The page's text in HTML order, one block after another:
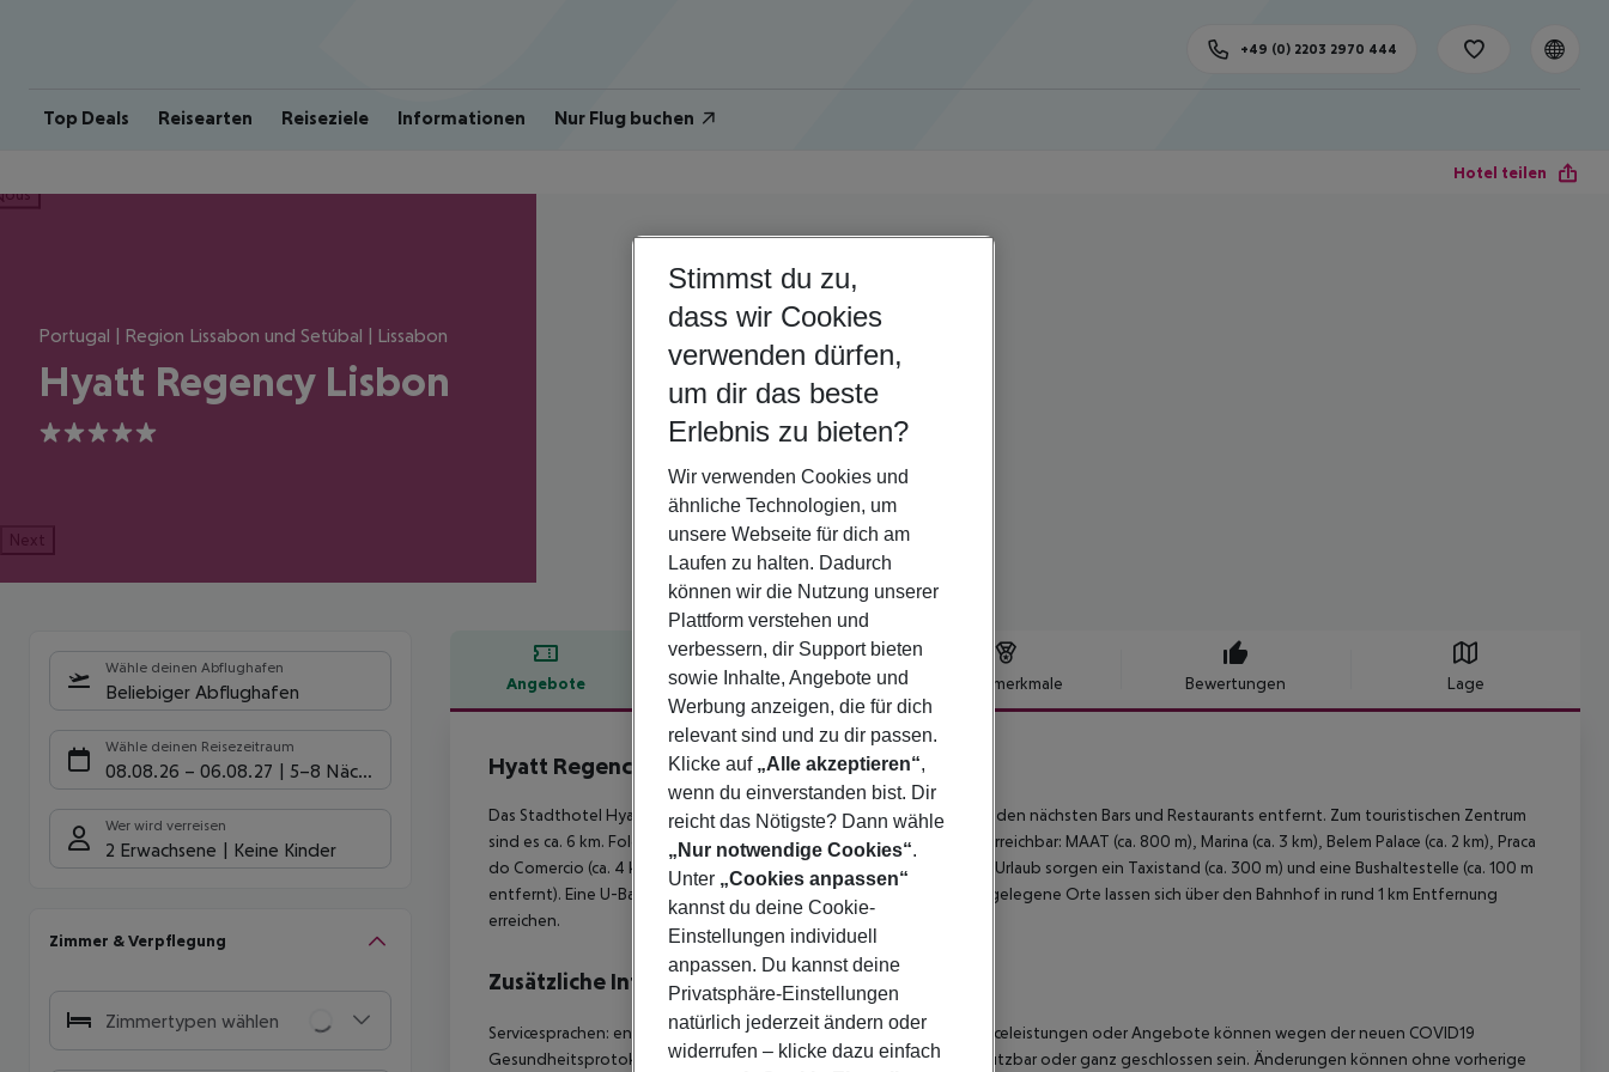
Top Deals Reisearten Reiseziele Informationen Nur Flug buchen
+49 (0) 2203 2970 444
Hotel teilen
Portugal | Region Lissabon und Setúbal | Lissabon
Hyatt Regency Lisbon
5
Next
Wähle deinen Abflughafen
Beliebiger Abflughafen
Wähle deinen Reisezeitraum
08.08.26 – 06.08.27 5-8 Nächte
Wer wird verreisen
2 Erwachsene Keine Kinder
Zimmer & Verpflegung
Zimmertypen wählen
Angebote Hotelbeschreibung Hotelmerkmale Bewertungen Lage
Hotelbeschreibung
Hyatt Regency Lisbon
5
Das Stadthotel Hyatt Regency Lisboa befindet sich rund 600 m von den nächsten Bars und Restaurants entfernt. Zum touristischen Zentrum
sind es ca. 6 km. Folgende Sehenswürdigkeiten sind vom Hotel aus erreichbar: MAAT (ca. 800 m), Marina (ca. 3 km), Belem Palace (ca. 2 km), Praca
do Comercio (ca. 4 km) und Mosteiro dos Jeronimos. Für Mobilität im Urlaub sorgen ein Taxistand (ca. 300 m) und eine Bushaltestelle (ca. 100 m
entfernt). Eine U-Bahnstation ist ca. 4 km entfernt. Weiter entfernt gelegene Orte lassen sich über den Bahnhof in rund 1 km Entfernung
erreichen.
Zusätzliche Informationen
Servicesprachen: englisch, französisch und portugiesisch. Einige Serviceleistungen oder Angebote können wegen der neuen COVID19
Gesundheitsprotokolle eventuell nur im eingeschränkten Umfang nutzbar oder ganz geschlossen sein. Änderungen können ohne vorherige
Stimmst du zu,
dass wir Cookies
verwenden dürfen,
um dir das beste
Erlebnis zu bieten?
Wir verwenden Cookies und
ähnliche Technologien, um
unsere Webseite für dich am
Laufen zu halten. Dadurch
können wir die Nutzung unserer
Plattform verstehen und
verbessern, dir Support bieten
sowie Inhalte, Angebote und
Werbung anzeigen, die für dich
relevant sind und zu dir passen.
Klicke auf „Alle akzeptieren“,
wenn du einverstanden bist. Dir
reicht das Nötigste? Dann wähle
„Nur notwendige Cookies“.
Unter „Cookies anpassen“
kannst du deine Cookie-
Einstellungen individuell
anpassen. Du kannst deine
Privatsphäre-Einstellungen
natürlich jederzeit ändern oder
widerrufen – klicke dazu einfach